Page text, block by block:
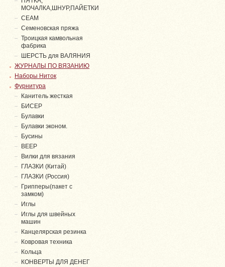
МОЧАЛКА,ШНУР,ПАЙЕТКИ
СЕАМ
Семеновская пряжа
Троицкая камвольная
фабрика
ШЕРСТЬ для ВАЛЯНИЯ
ЖУРНАЛЫ ПО ВЯЗАНИЮ
Наборы Ниток
Фурнитура
Канитель жесткая
БИСЕР
Булавки
Булавки эконом.
Бусины
ВЕЕР
Вилки для вязания
ГЛАЗКИ (Китай)
ГЛАЗКИ (Россия)
Грипперы(пакет с
замком)
Иглы
Иглы для швейных
машин
Канцелярская резинка
Ковровая техника
Кольца
КОНВЕРТЫ ДЛЯ ДЕНЕГ